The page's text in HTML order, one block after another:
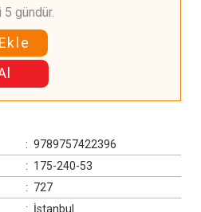
gündür.
: 9789757422396
: 175-240-53
: 727
: İstanbul